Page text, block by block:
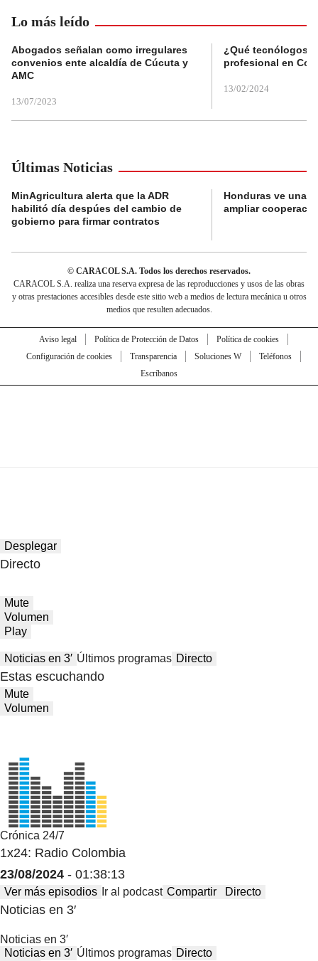
Lo más leído
Abogados señalan como irregulares
convenios ente alcaldía de Cúcuta y
AMC
13/07/2023
¿Qué tecnólogos
profesional en
13/02/2024
Últimas Noticias
MinAgricultura alerta que la ADR
habilitó día despúes del cambio de
gobierno para firmar contratos
Honduras ve una
ampliar
© CARACOL S.A. Todos los derechos reservados.
CARACOL S.A. realiza una reserva expresa de las reproducciones y usos de las obras
y otras prestaciones accesibles desde este sitio web a medios de lectura mecánica u otros
medios que resulten adecuados.
Aviso legal Política de Protección de Datos
Política de cookies
Configuración de cookies
Transparencia Soluciones W
Teléfonos
Escríbanos
Desplegar
Directo
Mute
Volumen
Play
Noticias en 3′ Últimos programas Directo
Estas escuchando
Mute
Volumen
Crónica 24/7
1x24: Radio Colombia
23/08/2024 - 01:38:13
Ver más episodios Ir al podcast Compartir Directo
Noticias en 3′
Noticias en 3′
Noticias en 3′ Últimos programas Directo